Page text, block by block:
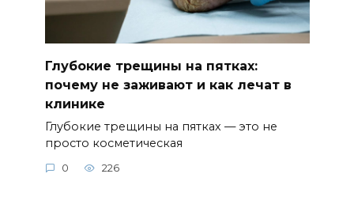
Глубокие трещины на пятках:
почему не заживают и как лечат в
клинике
Глубокие трещины на пятках — это не
просто косметическая
0 226